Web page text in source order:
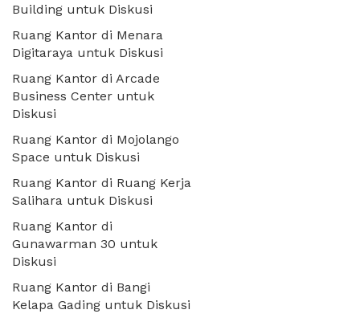
Building untuk Diskusi
Ruang Kantor di Menara
Digitaraya untuk Diskusi
Ruang Kantor di Arcade
Business Center untuk
Diskusi
Ruang Kantor di Mojolango
Space untuk Diskusi
Ruang Kantor di Ruang Kerja
Salihara untuk Diskusi
Ruang Kantor di
Gunawarman 30 untuk
Diskusi
Ruang Kantor di Bangi
Kelapa Gading untuk Diskusi